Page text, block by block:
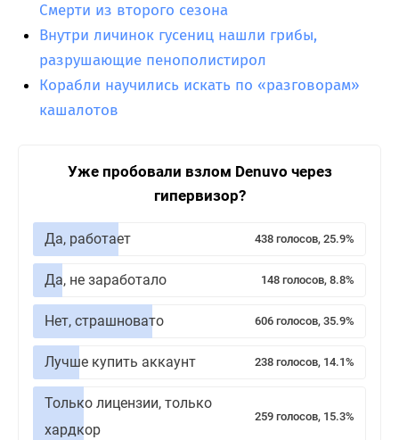
Смерти из второго сезона
Внутри личинок гусениц нашли грибы,
разрушающие пенополистирол
Корабли научились искать по «разговорам»
кашалотов
Уже пробовали взлом Denuvo через
гипервизор?
Да, работает 438 голосов, 25.9%
Да, не заработало 148 голосов, 8.8%
Нет, страшновато 606 голосов, 35.9%
Лучше купить аккаунт 238 голосов, 14.1%
Только лицензии, только
хардкор
259 голосов, 15.3%